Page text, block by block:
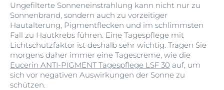
Ungefilterte Sonneneinstrahlung kann nicht nur zu
Sonnenbrand, sondern auch zu vorzeitiger
Hautalterung, Pigmentflecken und im schlimmsten
Fall zu Hautkrebs führen. Eine Tagespflege mit
Lichtschutzfaktor ist deshalb sehr wichtig. Tragen Sie
morgens daher immer eine Tagescreme, wie die
Eucerin ANTI-PIGMENT Tagespflege LSF 30 auf, um
sich vor negativen Auswirkungen der Sonne zu
schützen.